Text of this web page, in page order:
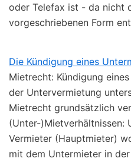
oder Telefax ist - da nicht
vorgeschriebenen Form
Die Kündigung eines
Mietrecht: Kündigung
der Untervermietung
Mietrecht grundsätzlich
(Unter-)Mietverhältnissen:
Vermieter (Hauptmieter)
mit dem Untermieter in